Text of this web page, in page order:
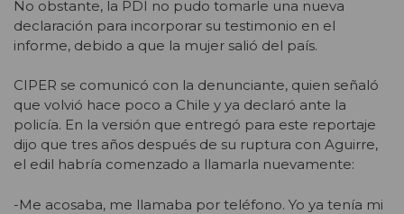
No obstante, la PDI no pudo tomarle una nueva
declaración para incorporar su testimonio en el
informe, debido a que la mujer salió del país.
CIPER se comunicó con la denunciante, quien señaló
que volvió hace poco a Chile y ya declaró ante la
policía. En la versión que entregó para este reportaje
dijo que tres años después de su ruptura con Aguirre,
el edil habría comenzado a llamarla nuevamente:
-Me acosaba, me llamaba por teléfono. Yo ya tenía mi